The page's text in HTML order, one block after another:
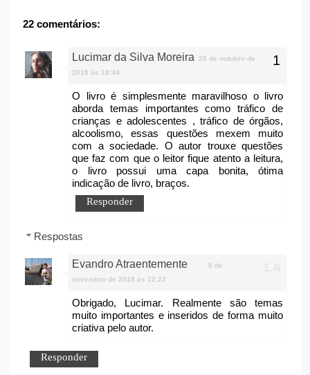
22 comentários:
Lucimar da Silva Moreira
26 de outubro de
2018 às 18:34
O livro é simplesmente maravilhoso o livro
aborda temas importantes como tráfico de
crianças e adolescentes , tráfico de órgãos,
alcoolismo, essas questões mexem muito
com a sociedade. O autor trouxe questões
que faz com que o leitor fique atento a leitura,
o livro possui uma capa bonita, ótima
indicação de livro, braços.
Responder
Respostas
Evandro Atraentemente
5 de
novembro de 2018 às 22:22
Obrigado, Lucimar. Realmente são temas
muito importantes e inseridos de forma muito
criativa pelo autor.
Responder